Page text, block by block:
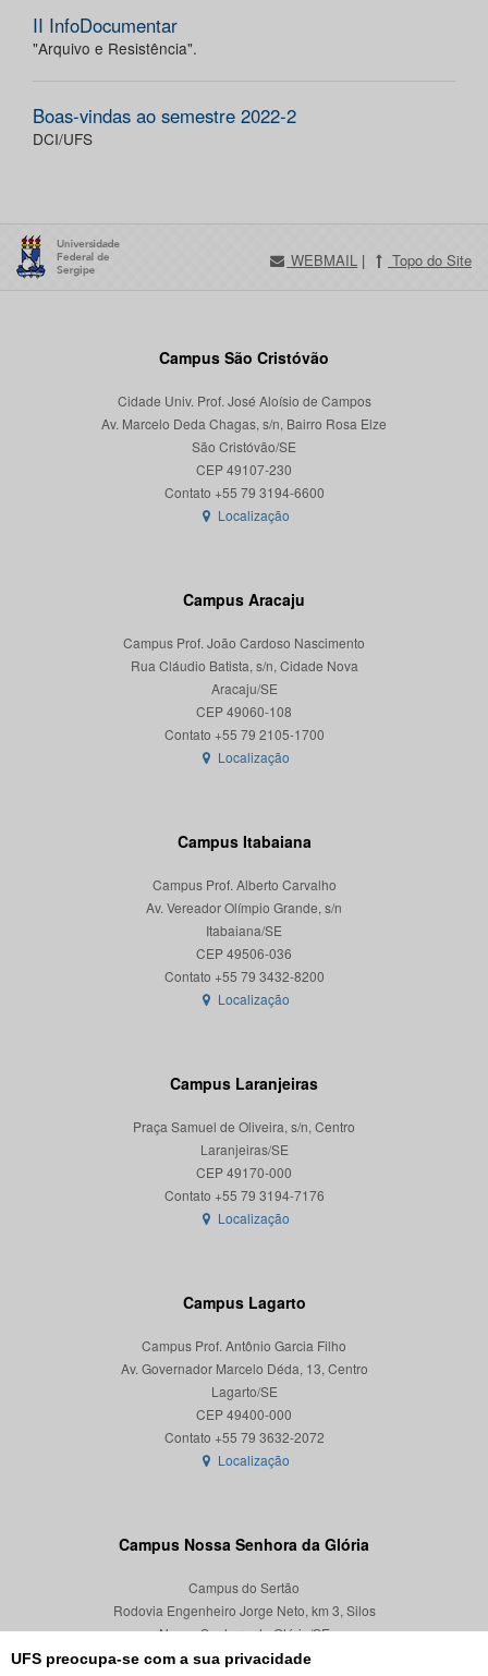
UFS preocupa-se com a sua privacidade
II InfoDocumentar
"Arquivo e Resistência".
Boas-vindas ao semestre 2022-2
DCI/UFS
WEBMAIL | Topo do Site
Campus São Cristóvão
Cidade Univ. Prof. José Aloísio de Campos
Av. Marcelo Deda Chagas, s/n, Bairro Rosa Elze
São Cristóvão/SE
CEP 49107-230
Localização
Campus Aracaju
Campus Prof. João Cardoso Nascimento
Rua Cláudio Batista, s/n, Cidade Nova
Aracaju/SE
CEP 49060-108
Localização
Campus Itabaiana
Campus Prof. Alberto Carvalho
Av. Vereador Olímpio Grande, s/n
Itabaiana/SE
CEP 49506-036
Localização
Campus Laranjeiras
Praça Samuel de Oliveira, s/n, Centro
Laranjeiras/SE
CEP 49170-000
Localização
Campus Lagarto
Campus Prof. Antônio Garcia Filho
Av. Governador Marcelo Déda, 13, Centro
Lagarto/SE
CEP 49400-000
Localização
Campus Nossa Senhora da Glória
Campus do Sertão
Rodovia Engenheiro Jorge Neto, km 3, Silos
Nossa Senhora da Glória/SE
CEP 49680-000